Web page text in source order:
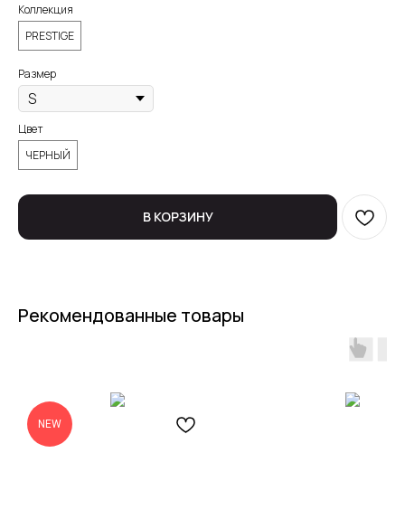
Коллекция
PRESTIGE
Размер
Цвет
ЧЕРНЫЙ
В КОРЗИНУ
Рекомендованные товары
NEW